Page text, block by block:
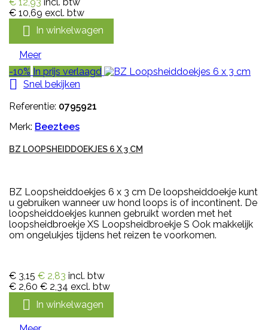
€ 10,69 excl. btw
 In winkelwagen
Meer
-10% In prijs verlaagd

Snel bekijken
Referentie: 0795921
Merk: Beeztees
BZ LOOPSHEIDDOEKJES 6 X 3 CM
BZ Loopsheiddoekjes 6 x 3 cm De loopsheiddoekje kunt
u gebruiken wanneer uw hond loops is of incontinent. De
loopsheiddoekjes kunnen gebruikt worden met het
loopsheidbroekje XS Loopsheidbroekje S Ook makkelijk
om ongelukjes tijdens het reizen te voorkomen.
€ 3,15 € 2,83 incl. btw
€ 2,60 € 2,34 excl. btw
 In winkelwagen